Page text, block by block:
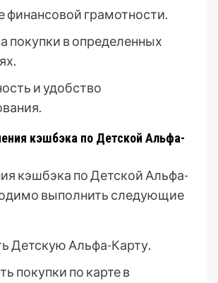
финансовой грамотности.
покупки в определенных
и удобство
кэшбэка по Детской Альфа-
кэшбэка по Детской Альфа-
выполнить следующие
Детскую Альфа-Карту.
покупки по карте в